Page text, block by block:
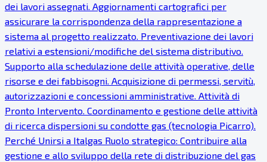
dei lavori assegnati. Aggiornamenti cartografici per
assicurare la corrispondenza della rappresentazione a
sistema al progetto realizzato. Preventivazione dei lavori
relativi a estensioni/modifiche del sistema distributivo.
Supporto alla schedulazione delle attività operative, delle
risorse e dei fabbisogni. Acquisizione di permessi, servitù,
autorizzazioni e concessioni amministrative. Attività di
Pronto Intervento. Coordinamento e gestione delle attività
di ricerca dispersioni su condotte gas (tecnologia Picarro).
Perché Unirsi a Italgas Ruolo strategico: Contribuire alla
gestione e allo sviluppo della rete di distribuzione del gas